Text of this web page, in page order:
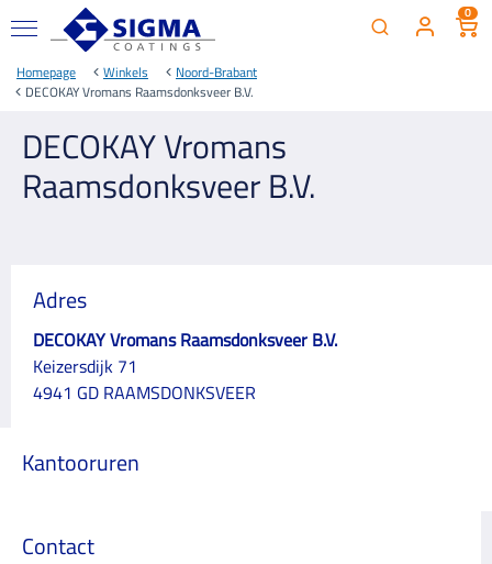
0
Homepage Winkels
Noord-Brabant
DECOKAY Vromans Raamsdonksveer B.V.
DECOKAY Vromans
Raamsdonksveer B.V.
Adres
DECOKAY Vromans Raamsdonksveer B.V.
Keizersdijk 71
4941 GD RAAMSDONKSVEER
Kantooruren
Contact